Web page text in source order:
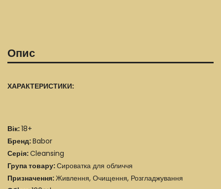
Опис
ХАРАКТЕРИСТИКИ:
Вік:18+
Бренд:Babor
Серія:Cleansing
Група товару:Сироватка для обличчя
Призначення:Живлення, Очищення, Розгладжування